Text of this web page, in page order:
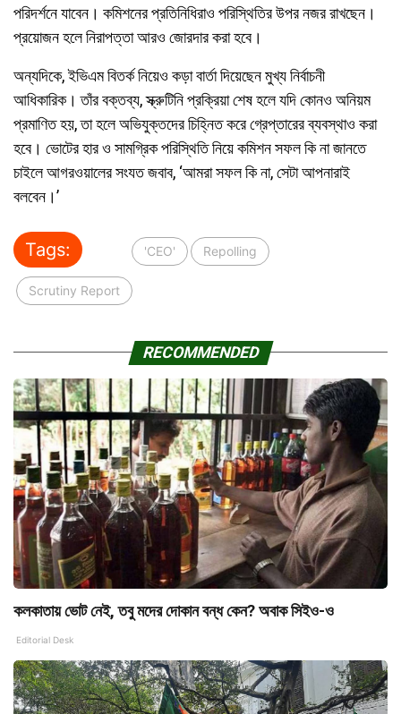
পরিদর্শনে যাবেন। কমিশনের প্রতিনিধিরাও পরিস্থিতির উপর নজর রাখছেন।
প্রয়োজন হলে নিরাপত্তা আরও জোরদার করা হবে।
অন্যদিকে, ইভিএম বিতর্ক নিয়েও কড়া বার্তা দিয়েছেন মুখ্য নির্বাচনী
আধিকারিক। তাঁর বক্তব্য, স্ক্রুটিনি প্রক্রিয়া শেষ হলে যদি কোনও অনিয়ম
প্রমাণিত হয়, তা হলে অভিযুক্তদের চিহ্নিত করে গ্রেপ্তারের ব্যবস্থাও করা
হবে। ভোটের হার ও সামগ্রিক পরিস্থিতি নিয়ে কমিশন সফল কি না জানতে
চাইলে আগরওয়ালের সংযত জবাব, ‘আমরা সফল কি না, সেটা আপনারাই
বলবেন।’
Tags: 'CEO' Repolling
Scrutiny Report
RECOMMENDED
কলকাতায় ভোট নেই, তবু মদের দোকান বন্ধ কেন? অবাক সিইও-ও
Editorial Desk